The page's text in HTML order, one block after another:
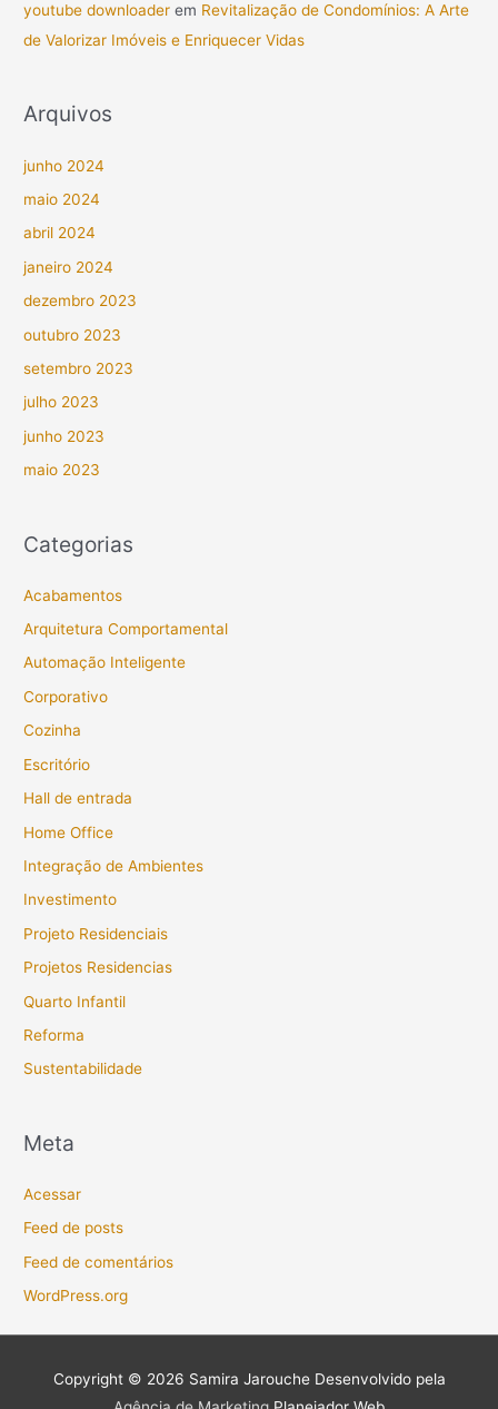
youtube downloader em Revitalização de Condomínios: A Arte
de Valorizar Imóveis e Enriquecer Vidas
Arquivos
junho 2024
maio 2024
abril 2024
janeiro 2024
dezembro 2023
outubro 2023
setembro 2023
julho 2023
junho 2023
maio 2023
Categorias
Acabamentos
Arquitetura Comportamental
Automação Inteligente
Corporativo
Cozinha
Escritório
Hall de entrada
Home Office
Integração de Ambientes
Investimento
Projeto Residenciais
Projetos Residencias
Quarto Infantil
Reforma
Sustentabilidade
Meta
Acessar
Feed de posts
Feed de comentários
WordPress.org
Copyright © 2026 Samira JaroucheDesenvolvido pela